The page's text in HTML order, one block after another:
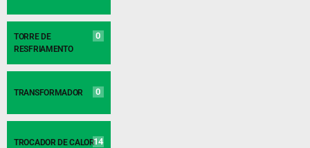
TORRE DE
RESFRIAMENTO
0
TRANSFORMADOR 0
TROCADOR DE CALOR14